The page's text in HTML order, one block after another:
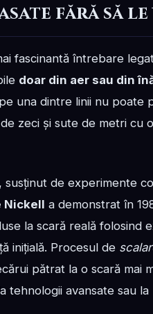
fără să
fascinantă întrebare
doar din aer sau din
una dintre linii nu poate
zeci și sute de metri cu
susținut de experimente
Nickell a demonstrat în
la scară reală folosind
inițială. Procesul de
pătrat la o scară mai
tehnologii avansate sau